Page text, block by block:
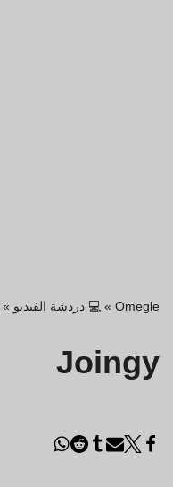
Omegle
» 💻 دردشة الفيديو »
Joingy